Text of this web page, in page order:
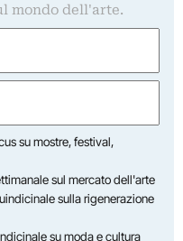
mondo dell'arte.
su mostre, festival,
sul mercato dell'arte
sulla rigenerazione
su moda e cultura